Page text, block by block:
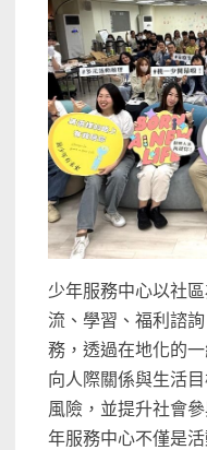
少年服務中心以社
流、學習、福利諮
務，透過在地化的
向人際關係與生活
風險，並提升社會
年服務中心不僅是